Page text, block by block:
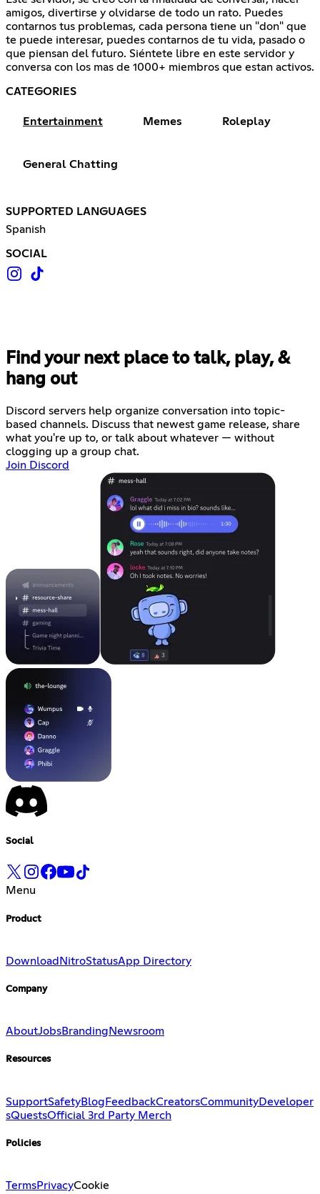
amigos, divertirse y olvidarse de todo un rato. Puedes
contarnos tus problemas, cada persona tiene un "don" que
te puede interesar, puedes contarnos de tu vida, pasado o
que piensan del futuro. Siéntete libre en este servidor y
conversa con los mas de 1000+ miembros que estan activos.
CATEGORIES
Entertainment Memes Roleplay
General Chatting
SUPPORTED LANGUAGES
Spanish
SOCIAL
Find your next place to talk, play, &
hang out
Discord servers help organize conversation into topic-
based channels. Discuss that newest game release, share
what you're up to, or talk about whatever — without
clogging up a group chat.
Join Discord
Social
Menu
Product
Download NitroStatusApp Directory
Company
AboutJobsBranding Newsroom
Resources
SupportSafetyBlogFeedbackCreatorsCommunityDeveloper
sQuestsOfficial 3rd Party Merch
Policies
TermsPrivacyCookie